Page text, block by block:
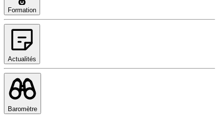
Formation
Actualités
Baromètre